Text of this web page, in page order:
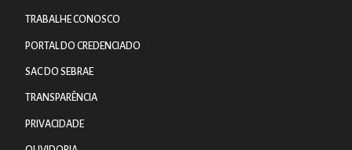
TRABALHE CONOSCO
PORTAL DO CREDENCIADO
SAC DO SEBRAE
TRANSPARÊNCIA
PRIVACIDADE